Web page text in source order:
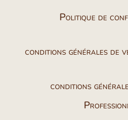
Politique de
conditions générales de
conditions